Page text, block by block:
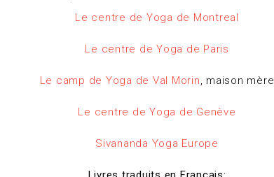
Le centre de Yoga de Montreal
Le centre de Yoga de Paris
Le camp de Yoga de Val Morin, maison mère
Le centre de Yoga de Genève
Sivananda Yoga Europe